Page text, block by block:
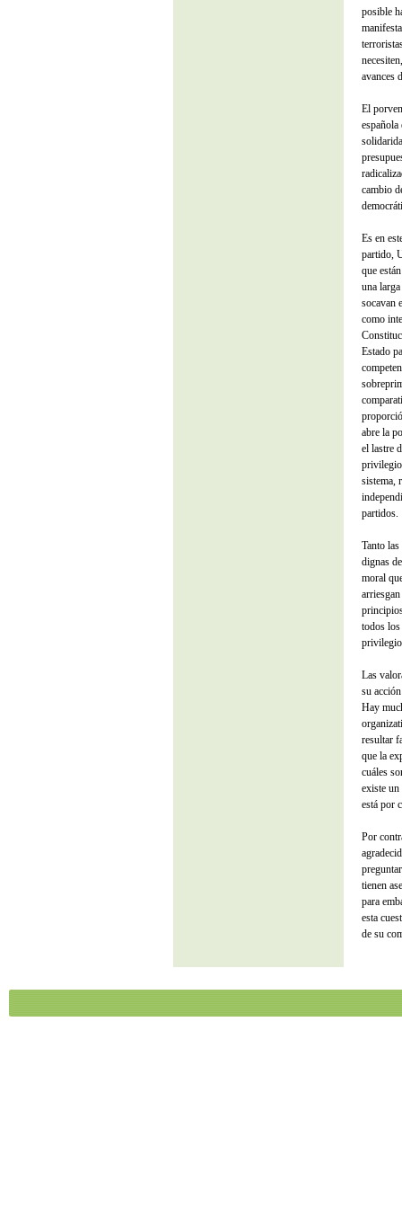
posible
avances
El
cambio
Es en
partido,
que
una
socavan
como
Estado
abre la
el lastre
sistema,
partidos.
Tanto
dignas
moral
todos los
Las
su
Hay
resultar
que la
cuáles
existe un
está por
Por
tienen
para
esta
de su